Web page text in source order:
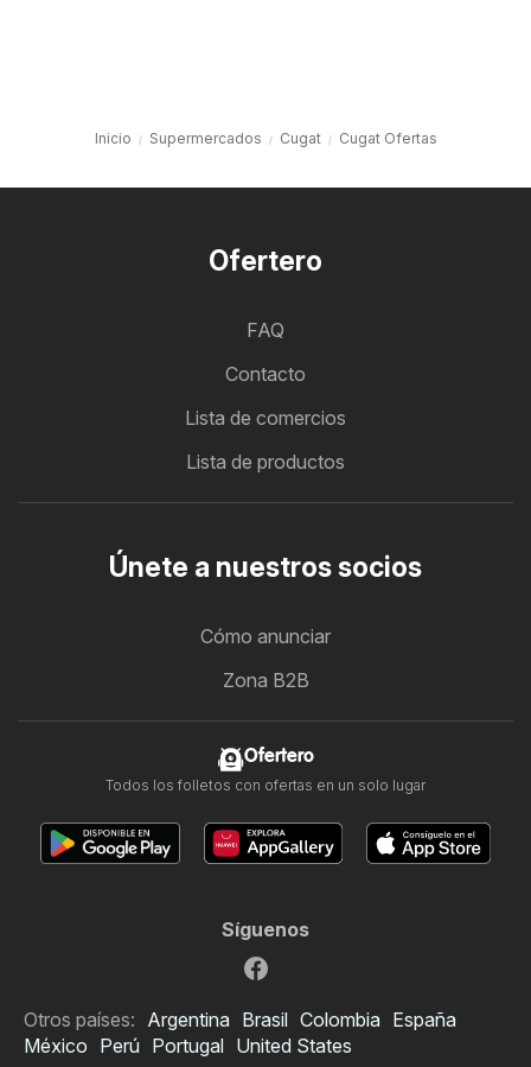
Inicio Supermercados Cugat Cugat Ofertas
Ofertero
FAQ
Contacto
Lista de comercios
Lista de productos
Únete a nuestros socios
Cómo anunciar
Zona B2B
Ofertero
Todos los folletos con ofertas en un solo lugar
Síguenos
Otros países: Argentina Brasil Colombia España
México Perú Portugal United States